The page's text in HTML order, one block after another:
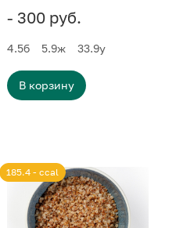
- 300 руб.
4.5б 5.9ж 33.9у
В корзину
185.4 - ccal